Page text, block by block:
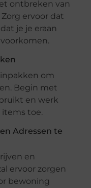
ontbreken van
ervoor dat
je je eraan
om
Begin met
en werk
items toe.
Adressen te
en
ervoor zorgen
bewoning